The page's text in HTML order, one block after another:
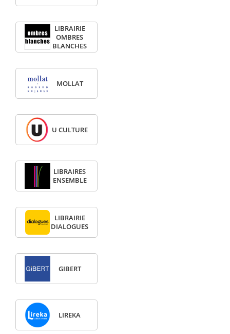
LIBRAIRIE
OMBRES
BLANCHES
MOLLAT
U CULTURE
LIBRAIRES
ENSEMBLE
LIBRAIRIE
DIALOGUES
GIBERT
LIREKA